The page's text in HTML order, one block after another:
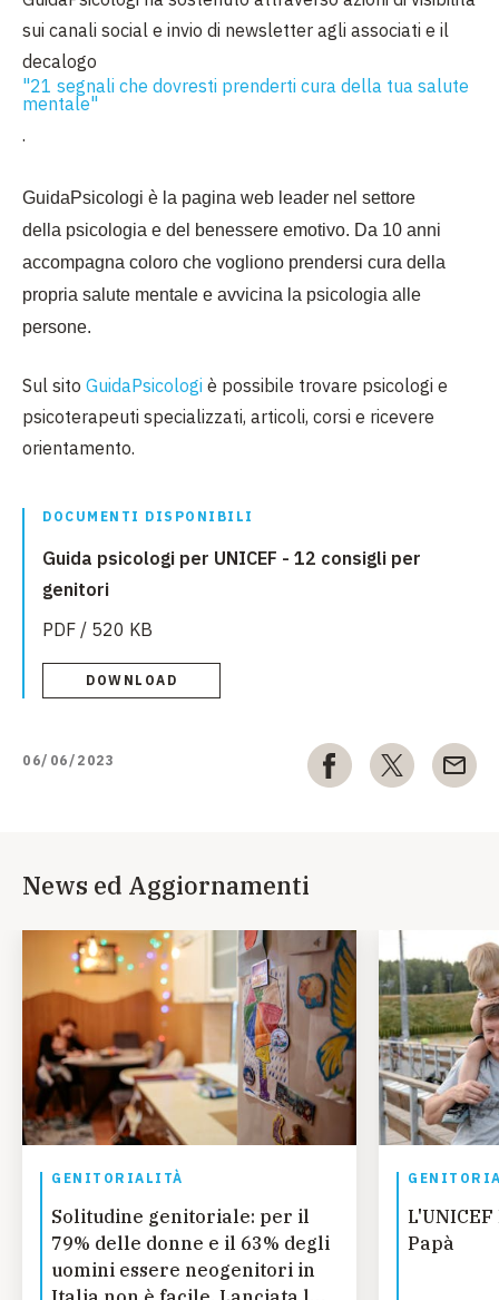
sui canali social e invio di newsletter agli associati e il
decalogo
"21 segnali che dovresti prenderti cura della tua salute
mentale"
.
GuidaPsicologi è la pagina web leader nel settore
della psicologia e del benessere emotivo. Da 10 anni
accompagna coloro che vogliono prendersi cura della
propria salute mentale e avvicina la psicologia alle
persone.
Sul sito GuidaPsicologi è possibile trovare psicologi e
psicoterapeuti specializzati, articoli, corsi e ricevere
orientamento.
DOCUMENTI DISPONIBILI
Guida psicologi per UNICEF - 12 consigli per
genitori
PDF / 520 KB
DOWNLOAD
06/06/2023
News ed Aggiornamenti
GENITORIALITÀ
Solitudine genitoriale: per il
79% delle donne e il 63% degli
uomini essere neogenitori in
Papà